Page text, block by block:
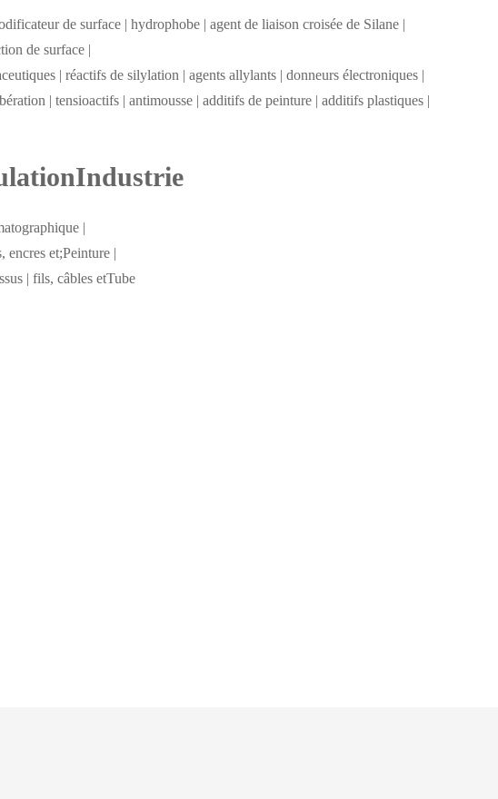
de surface | hydrophobe | agent de liaison croisée de Silane |
de surface |
| réactifs de silylation | agents allylants | donneurs électroniques |
| tensioactifs | antimousse | additifs de peinture | additifs plastiques |
|
encres et;Peinture |
| fils, câbles etTube